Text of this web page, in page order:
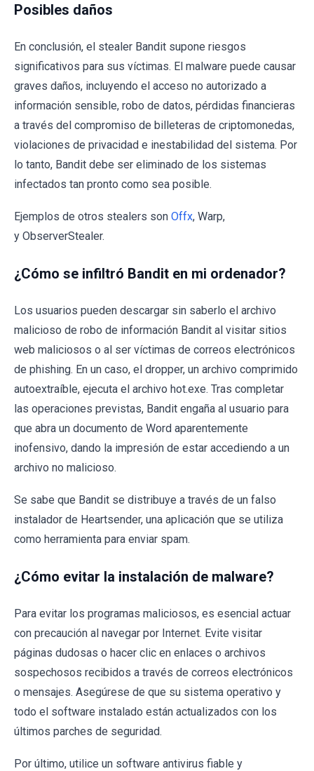
Posibles daños
En conclusión, el stealer Bandit supone riesgos
significativos para sus víctimas. El malware puede causar
graves daños, incluyendo el acceso no autorizado a
información sensible, robo de datos, pérdidas financieras
a través del compromiso de billeteras de criptomonedas,
violaciones de privacidad e inestabilidad del sistema. Por
lo tanto, Bandit debe ser eliminado de los sistemas
infectados tan pronto como sea posible.
Ejemplos de otros stealers son Offx, Warp,
y ObserverStealer.
¿Cómo se infiltró Bandit en mi ordenador?
Los usuarios pueden descargar sin saberlo el archivo
malicioso de robo de información Bandit al visitar sitios
web maliciosos o al ser víctimas de correos electrónicos
de phishing. En un caso, el dropper, un archivo comprimido
autoextraíble, ejecuta el archivo hot.exe. Tras completar
las operaciones previstas, Bandit engaña al usuario para
que abra un documento de Word aparentemente
inofensivo, dando la impresión de estar accediendo a un
archivo no malicioso.
Se sabe que Bandit se distribuye a través de un falso
instalador de Heartsender, una aplicación que se utiliza
como herramienta para enviar spam.
¿Cómo evitar la instalación de malware?
Para evitar los programas maliciosos, es esencial actuar
con precaución al navegar por Internet. Evite visitar
páginas dudosas o hacer clic en enlaces o archivos
sospechosos recibidos a través de correos electrónicos
o mensajes. Asegúrese de que su sistema operativo y
todo el software instalado están actualizados con los
últimos parches de seguridad.
Por último, utilice un software antivirus fiable y